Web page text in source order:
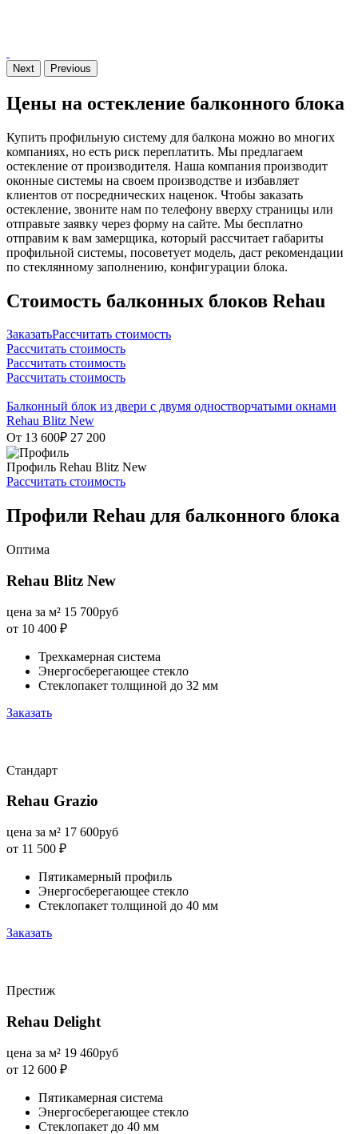
Next Previous
Цены на остекление балконного блока
Купить профильную систему для балкона можно во многих
компаниях, но есть риск переплатить. Мы предлагаем
остекление от производителя. Наша компания производит
оконные системы на своем производстве и избавляет
клиентов от посреднических наценок. Чтобы заказать
остекление, звоните нам по телефону вверху страницы или
отправьте заявку через форму на сайте. Мы бесплатно
отправим к вам замерщика, который рассчитает габариты
профильной системы, посоветует модель, даст рекомендации
по стеклянному заполнению, конфигурации блока.
Стоимость балконных блоков Rehau
ЗаказатьРассчитать стоимость
Рассчитать стоимость
Рассчитать стоимость
Рассчитать стоимость
Балконный блок из двери с двумя одностворчатыми окнами
Rehau Blitz New
От 13 600₽ 27 200
Профиль Rehau Blitz New
Рассчитать стоимость
Профили Rehau для балконного блока
Оптима
Rehau Blitz New
цена за м² 15 700руб
от 10 400 ₽
Трехкамерная система
Энергосберегающее стекло
Стеклопакет толщиной до 32 мм
Заказать
Стандарт
Rehau Grazio
цена за м² 17 600руб
от 11 500 ₽
Пятикамерный профиль
Энергосберегающее стекло
Стеклопакет толщиной до 40 мм
Заказать
Престиж
Rehau Delight
цена за м² 19 460руб
от 12 600 ₽
Пятикамерная система
Энергосберегающее стекло
Стеклопакет до 40 мм